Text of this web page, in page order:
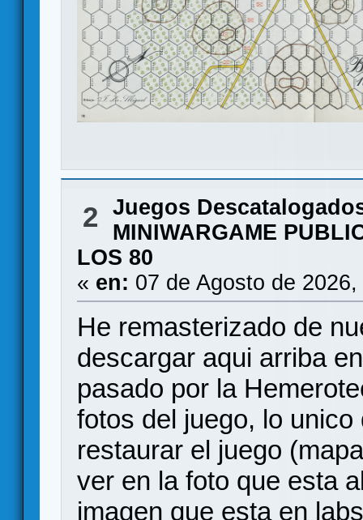
2
Juegos
MINIWARGAME
LOS 80
« en: 07 de Agosto de
He remasterizado de
descargar aqui arriba
pasado por la
fotos del juego, lo
restaurar el juego
ver en la foto que esta
imagen que esta en